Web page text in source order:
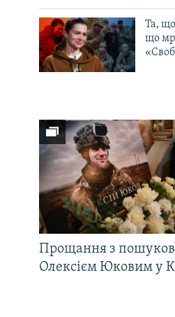
Та,
що
Прощання з
Олексієм Юковим у